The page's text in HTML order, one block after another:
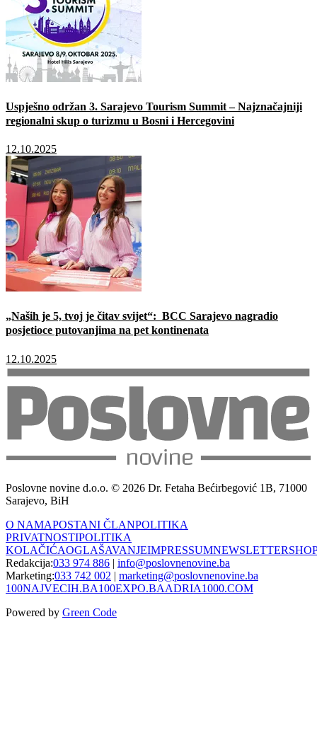
Uspješno održan 3. Sarajevo Tourism Summit – Najznačajniji
regionalni skup o turizmu u Bosni i Hercegovini
12.10.2025
„Naših je 5, tvoj je čitav svijet“: BCC Sarajevo nagradio
posjetioce putovanjima na pet kontinenata
12.10.2025
Poslovne novine d.o.o. © 2026 Dr. Fetaha Bećirbegović 1B, 71000
Sarajevo, BiH
O NAMAPOSTANI ČLANPOLITIKA
PRIVATNOSTIPOLITIKA
KOLAČIĆAOGLAŠAVANJEIMPRESSUMNEWSLETTER
Redakcija:033 974 886 | info@poslovnenovine.ba
Marketing:033 742 002 | marketing@poslovnenovine.ba
100NAJVECIH.BA100EXPO.BAADRIA1000.COM
Powered by Green Code